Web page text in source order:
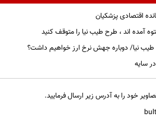
اقتصادی پزشکیان
آمده اند ، طرح طیب نیا را متوقف کنید
طیب نیا/ دوباره جهش نرخ ارز خواهیم داشت؟
سایه
خود را به آدرس زیر ارسال فرمایید.